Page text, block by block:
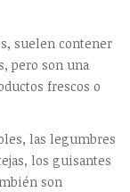
suelen contener
pero son una
frescos o
las legumbres
los guisantes
son